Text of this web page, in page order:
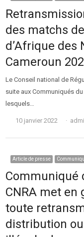
des matchs
d’Afrique des
Cameroun
Le Conseil national de
suite aux Communiqués
lesquels…
10 janvier 2022
Article de presse
Communiqué
CNRA met en
toute
distribution